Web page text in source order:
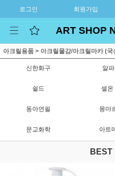
로그인 회원가입
ART SHOP
아크릴용품 > 아크릴물감/아크릴마카 (국
신한화구 알
쉴드 셀온
동아연필 몽마
문교화학 아트
BEST